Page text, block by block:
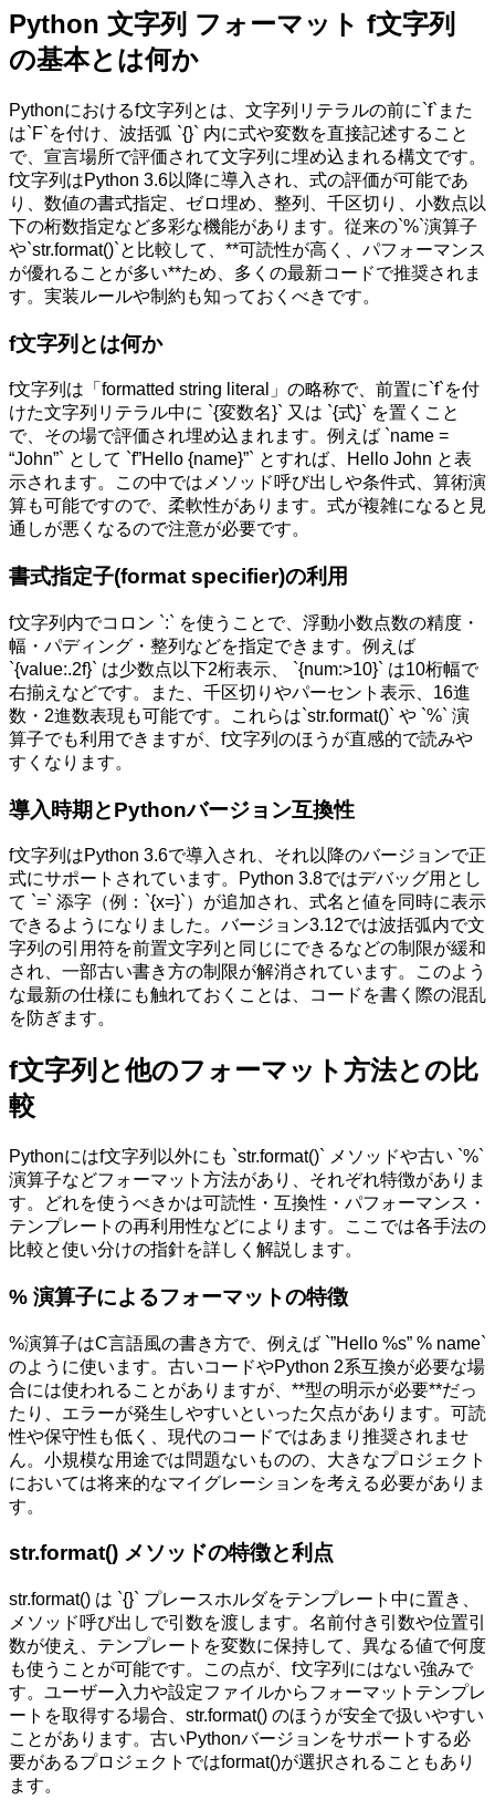
Python 文字列 フォーマット f文字列
の基本とは何か
Pythonにおけるf文字列とは、文字列リテラルの前に`f`また
は`F`を付け、波括弧 `{}` 内に式や変数を直接記述すること
で、宣言場所で評価されて文字列に埋め込まれる構文です。
f文字列はPython 3.6以降に導入され、式の評価が可能であ
り、数値の書式指定、ゼロ埋め、整列、千区切り、小数点以
下の桁数指定など多彩な機能があります。従来の`%`演算子
や`str.format()`と比較して、**可読性が高く、パフォーマンス
が優れることが多い**ため、多くの最新コードで推奨されま
す。実装ルールや制約も知っておくべきです。
f文字列とは何か
f文字列は「formatted string literal」の略称で、前置に`f`を付
けた文字列リテラル中に `{変数名}` 又は `{式}` を置くこと
で、その場で評価され埋め込まれます。例えば `name =
“John”` として `f”Hello {name}”` とすれば、Hello John と表
示されます。この中ではメソッド呼び出しや条件式、算術演
算も可能ですので、柔軟性があります。式が複雑になると見
通しが悪くなるので注意が必要です。
書式指定子(format specifier)の利用
f文字列内でコロン `:` を使うことで、浮動小数点数の精度・
幅・パディング・整列などを指定できます。例えば
`{value:.2f}` は少数点以下2桁表示、 `{num:>10}` は10桁幅で
右揃えなどです。また、千区切りやパーセント表示、16進
数・2進数表現も可能です。これらは`str.format()` や `%` 演
算子でも利用できますが、f文字列のほうが直感的で読みや
すくなります。
導入時期とPythonバージョン互換性
f文字列はPython 3.6で導入され、それ以降のバージョンで正
式にサポートされています。Python 3.8ではデバッグ用とし
て `=` 添字（例：`{x=}`）が追加され、式名と値を同時に表示
できるようになりました。バージョン3.12では波括弧内で文
字列の引用符を前置文字列と同じにできるなどの制限が緩和
され、一部古い書き方の制限が解消されています。このよう
な最新の仕様にも触れておくことは、コードを書く際の混乱
を防ぎます。
f文字列と他のフォーマット方法との比
較
Pythonにはf文字列以外にも `str.format()` メソッドや古い `%`
演算子などフォーマット方法があり、それぞれ特徴がありま
す。どれを使うべきかは可読性・互換性・パフォーマンス・
テンプレートの再利用性などによります。ここでは各手法の
比較と使い分けの指針を詳しく解説します。
% 演算子によるフォーマットの特徴
%演算子はC言語風の書き方で、例えば `”Hello %s” % name`
のように使います。古いコードやPython 2系互換が必要な場
合には使われることがありますが、**型の明示が必要**だっ
たり、エラーが発生しやすいといった欠点があります。可読
性や保守性も低く、現代のコードではあまり推奨されませ
ん。小規模な用途では問題ないものの、大きなプロジェクト
においては将来的なマイグレーションを考える必要がありま
す。
str.format() メソッドの特徴と利点
str.format() は `{}` プレースホルダをテンプレート中に置き、
メソッド呼び出しで引数を渡します。名前付き引数や位置引
数が使え、テンプレートを変数に保持して、異なる値で何度
も使うことが可能です。この点が、f文字列にはない強みで
す。ユーザー入力や設定ファイルからフォーマットテンプレ
ートを取得する場合、str.format() のほうが安全で扱いやすい
ことがあります。古いPythonバージョンをサポートする必
要があるプロジェクトではformat()が選択されることもあり
ます。